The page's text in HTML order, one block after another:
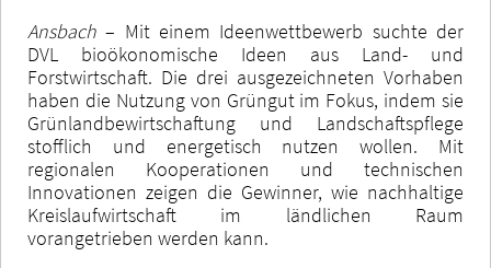
Ansbach– Mit einem Ideenwettbewerb suchte der
DVL bioökonomische Ideen aus Land- und
Forstwirtschaft. Die drei ausgezeichneten Vorhaben
haben die Nutzung von Grüngut im Fokus, indem sie
Grünlandbewirtschaftung und Landschaftspflege
stofflich und energetisch nutzen wollen. Mit
regionalen Kooperationen und technischen
Innovationen zeigen die Gewinner, wie nachhaltige
Kreislaufwirtschaft im ländlichen Raum
vorangetrieben werden kann.